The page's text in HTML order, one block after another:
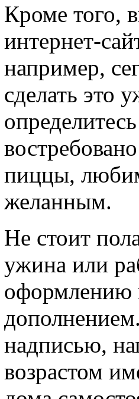
Кроме того,
интернет-
например,
сделать это
пиццы,
желанным.
Не стоит
ужина или
оформлению
надписью,
возрастом